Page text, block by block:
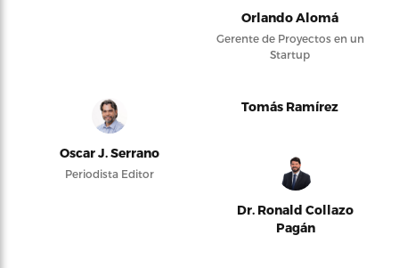
Orlando Alomá
Gerente de Proyectos en un
Startup
Oscar J. Serrano
Periodista Editor
Tomás Ramírez
Dr. Ronald Collazo
Pagán